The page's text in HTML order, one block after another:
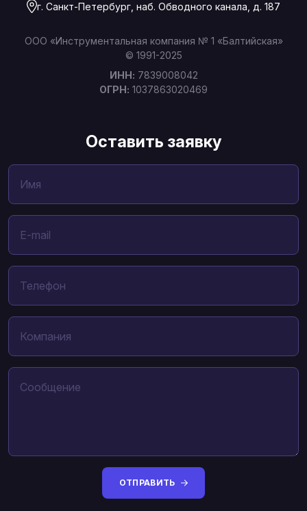
г. Санкт-Петербург, наб. Обводного канала, д. 187
ООО «Инструментальная компания № 1 «Балтийская»
© 1991-2025
ИНН: 7839008042
ОГРН: 1037863020469
Оставить заявку
ОТПРАВИТЬ